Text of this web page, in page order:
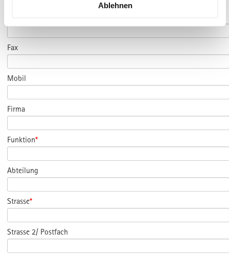
Ablehnen
Fax
Mobil
Firma
Funktion*
Abteilung
Strasse*
Strasse 2/ Postfach